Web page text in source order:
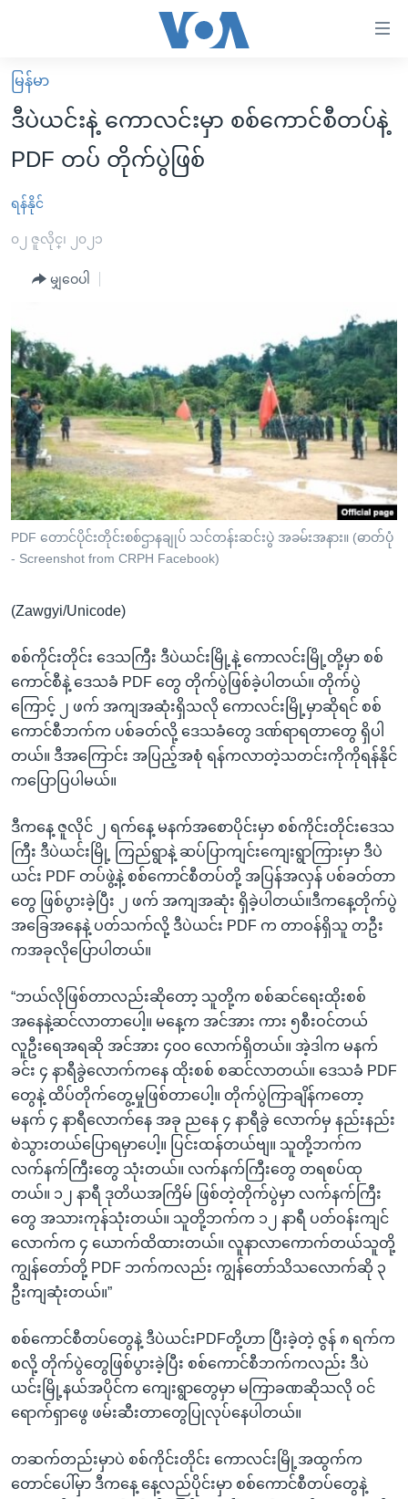
လွယ်ကူ
စေ
သည့်
များ
ပင်မ
ကြည့်
ရန်
ပင်မ
အ
ညွန်း
စာမျက်နှာ
သို့
ကျော်
ကြည့်
ရန်
ရန်
သို့
ကျော်
ရန်
မူလစာမျက်နှာ
မြန်မာ
ကမ္ဘာ့သတင်းများ
နိုင်ငံတကာ
အစ္စရေး-ပါလက်စတိုင်း
ဗွီဒီယို
အင်္ဂလိပ်စာလေ့လာမယ်
မကြေးမုံရဲ့ အင်္ဂလိပ်စာ
ရုပ်ရှင်ထဲက အင်္ဂလိပ်စာ
သုတပဒေသာ အင်္ဂလိပ်စာ
ရေဒီယို
တီဗွီ
ရေဒီယိုနှင့်ရုပ်သံ အချက်အလက်များ
ရေဒီယို/တီဗွီအစီအစဉ်
Learning English
ဗွီအိုအေ လူမှုကွန်ယက်များ
မြန်မာ
ဒီပဲယင်းနဲ့ ကောလင်းမှာ စစ်ကောင်စီတပ်နဲ့
PDF တပ် တိုက်ပွဲဖြစ်
ရန်နိုင်
၀၂ ဇူလိုင္၊ ၂၀၂၁
မျှဝေပါ
PDF တောင်ပိုင်းတိုင်းစစ်ဌာနချုပ် သင်တန်းဆင်းပွဲ အခမ်းအနား။ (ဓာတ်ပုံ
- Screenshot from CRPH Facebook)
(Zawgyi/Unicode)
စစ်ကိုင်းတိုင်း ဒေသကြီး ဒီပဲယင်းမြို့နဲ့ ကောလင်းမြို့တို့မှာ စစ်
ကောင်စီနဲ့ ဒေသခံ PDF တွေ တိုက်ပွဲဖြစ်ခဲ့ပါတယ်။ တိုက်ပွဲ
ကြောင့် ၂ ဖက် အကျအဆုံးရှိသလို ကောလင်းမြို့မှာဆိုရင် စစ်
ကောင်စီဘက်က ပစ်ခတ်လို့ ဒေသခံတွေ ဒဏ်ရာရတာတွေ ရှိပါ
တယ်။ ဒီအကြောင်း အပြည့်အစုံ ရန်ကလာတဲ့သတင်းကိုကိုရန်နိုင်
ကပြောပြပါမယ်။
ဒီကနေ့ ဇူလိုင် ၂ ရက်နေ့ မနက်အစောပိုင်းမှာ စစ်ကိုင်းတိုင်းဒေသ
ကြီး ဒီပဲယင်းမြို့ ကြည်ရွာနဲ့ ဆပ်ပြာကျင်းကျေးရွာကြားမှာ ဒီပဲ
ယင်း PDF တပ်ဖွဲ့နဲ့ စစ်ကောင်စီတပ်တို့ အပြန်အလှန် ပစ်ခတ်တာ
တွေ ဖြစ်ပွားခဲ့ပြီး ၂ ဖက် အကျအဆုံး ရှိခဲ့ပါတယ်။ဒီကနေ့တိုက်ပွဲ
အခြေအနေနဲ့ ပတ်သက်လို့ ဒီပဲယင်း PDF က တာဝန်ရှိသူ တဦး
ကအခုလိုပြောပါတယ်။
“ဘယ်လိုဖြစ်တာလည်းဆိုတော့ သူတို့က စစ်ဆင်ရေးထိုးစစ်
အနေနဲ့ဆင်လာတာပေါ့။ မနေ့က အင်အား ကား ၅စီးဝင်တယ်
လူဦးရေအရဆို အင်အား ၄၀၀ လောက်ရှိတယ်။ အဲ့ဒါက မနက်
ခင်း ၄ နာရီခွဲလောက်ကနေ ထိုးစစ် စဆင်လာတယ်။ ဒေသခံ PDF
တွေနဲ့ ထိပ်တိုက်တွေ့မှုဖြစ်တာပေါ့။ တိုက်ပွဲကြာချိန်ကတော့
မနက် ၄ နာရီလောက်နေ အခု ညနေ ၄ နာရီခွဲ လောက်မှ နည်းနည်း
စဲသွားတယ်ပြောရမှာပေါ့။ ပြင်းထန်တယ်ဗျ။ သူတို့ဘက်က
လက်နက်ကြီးတွေ သုံးတယ်။ လက်နက်ကြီးတွေ တရစပ်ထု
တယ်။ ၁၂ နာရီ ဒုတိယအကြိမ် ဖြစ်တဲ့တိုက်ပွဲမှာ လက်နက်ကြီး
တွေ အသားကုန်သုံးတယ်။ သူတို့ဘက်က ၁၂ နာရီ ပတ်ဝန်းကျင်
လောက်က ၄ ယောက်ထိထားတယ်။ လူနာလာကောက်တယ်သူတို့
ကျွန်တော်တို့ PDF ဘက်ကလည်း ကျွန်တော်သိသလောက်ဆို ၃
ဦးကျဆုံးတယ်။”
စစ်ကောင်စီတပ်တွေနဲ့ ဒီပဲယင်းPDFတို့ဟာ ပြီးခဲ့တဲ့ ဇွန် ၈ ရက်က
စလို့ တိုက်ပွဲတွေဖြစ်ပွားခဲ့ပြီး စစ်ကောင်စီဘက်ကလည်း ဒီပဲ
ယင်းမြို့နယ်အပိုင်က ကျေးရွာတွေမှာ မကြာခဏဆိုသလို ဝင်
ရောက်ရှာဖွေ ဖမ်းဆီးတာတွေပြုလုပ်နေပါတယ်။
တဆက်တည်းမှာပဲ စစ်ကိုင်းတိုင်း ကောလင်းမြို့အထွက်က
တောင်ပေါ်မှာ ဒီကနေ့ နေ့လည်ပိုင်းမှာ စစ်ကောင်စီတပ်တွေနဲ့